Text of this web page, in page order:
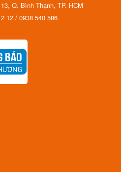
Q. Bình Thạnh, TP. HCM
12 / 0938 540 586